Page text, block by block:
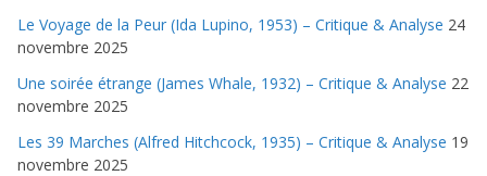
Le Voyage de la Peur (Ida Lupino, 1953) – Critique & Analyse 24
novembre 2025
Une soirée étrange (James Whale, 1932) – Critique & Analyse 22
novembre 2025
Les 39 Marches (Alfred Hitchcock, 1935) – Critique & Analyse 19
novembre 2025